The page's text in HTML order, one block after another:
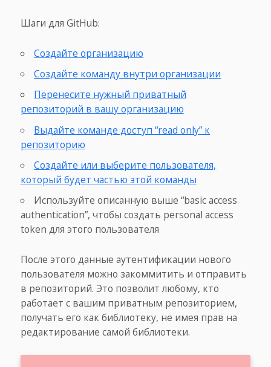
Шаги для GitHub:
Создайте организацию
Создайте команду внутри организации
Перенесите нужный приватный
репозиторий в вашу организацию
Выдайте команде доступ “read only” к
репозиторию
Создайте или выберите пользователя,
который будет частью этой команды
Используйте описанную выше “basic access
authentication”, чтобы создать personal access
token для этого пользователя
После этого данные аутентификации нового
пользователя можно закоммитить и отправить
в репозиторий. Это позволит любому, кто
работает с вашим приватным репозиторием,
получать его как библиотеку, не имея прав на
редактирование самой библиотеки.